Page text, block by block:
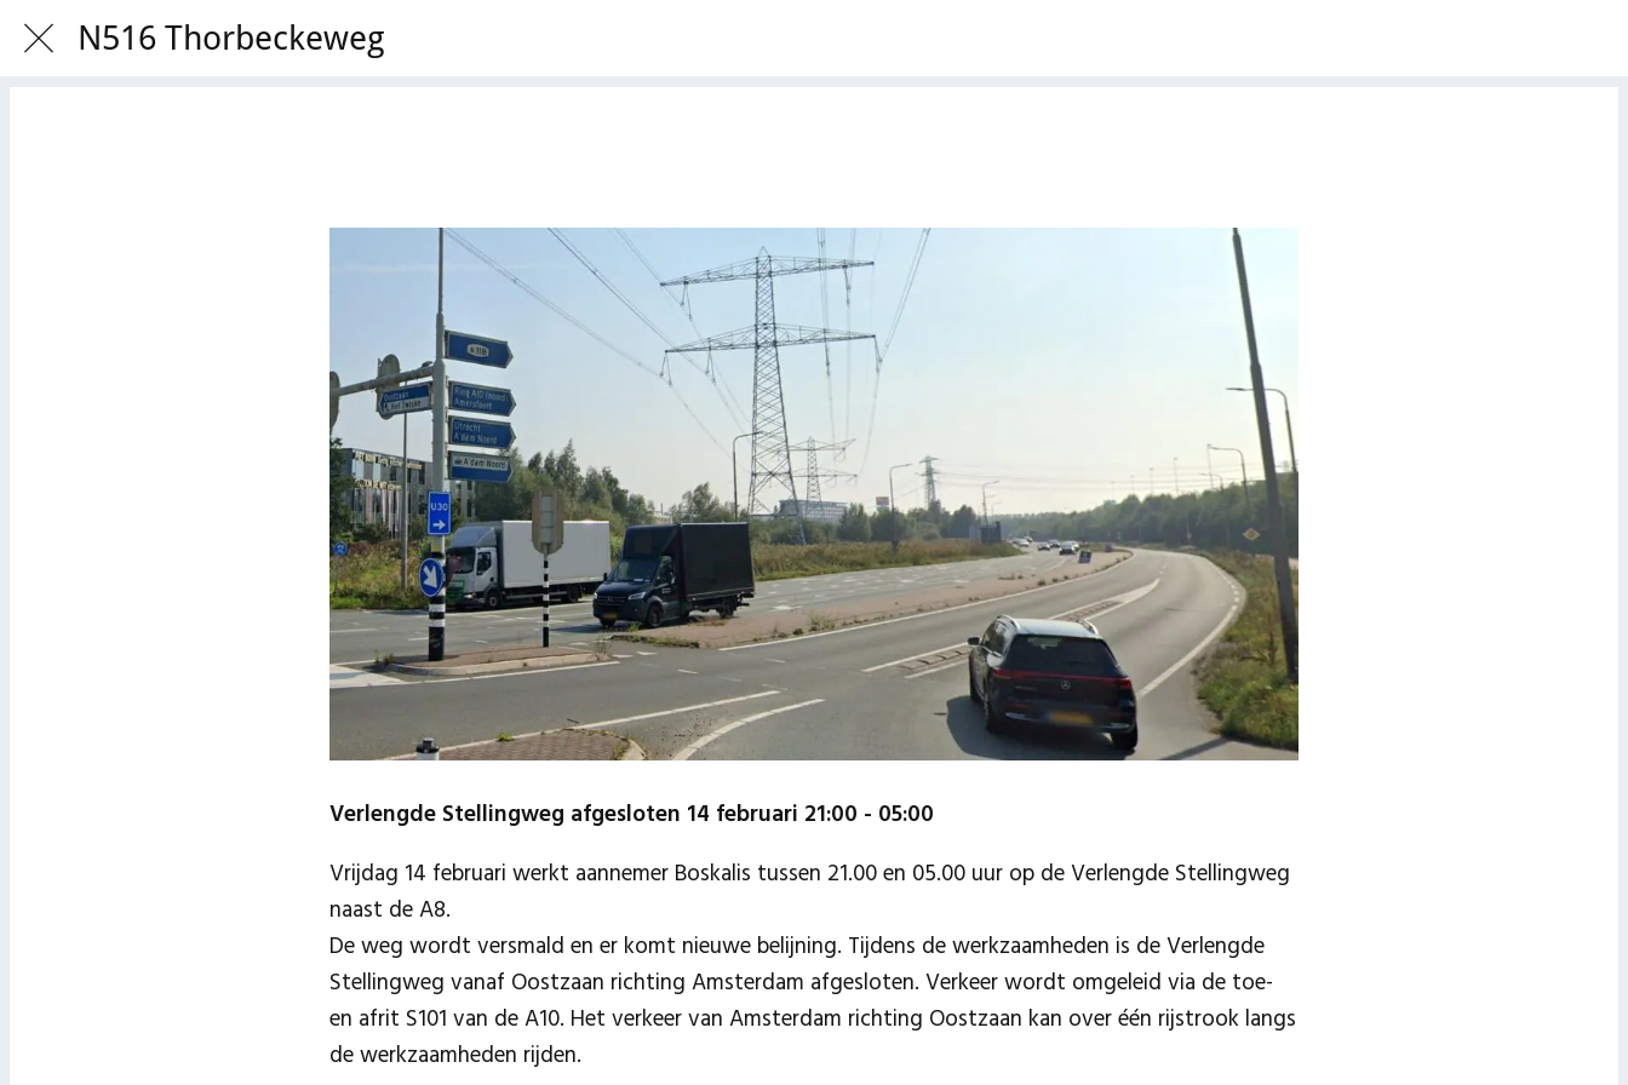
N516 Thorbeckeweg
Verlengde Stellingweg afgesloten 14 februari 21:00 - 05:00
Vrijdag 14 februari werkt aannemer Boskalis tussen 21.00 en 05.00 uur op de Verlengde Stellingweg
naast de A8.
De weg wordt versmald en er komt nieuwe belijning. Tijdens de werkzaamheden is de Verlengde
Stellingweg vanaf Oostzaan richting Amsterdam afgesloten. Verkeer wordt omgeleid via de toe-
en afrit S101 van de A10. Het verkeer van Amsterdam richting Oostzaan kan over één rijstrook langs
de werkzaamheden rijden.